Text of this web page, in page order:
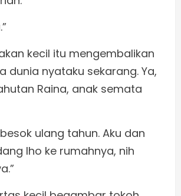
kecil itu mengembalikan
dunia nyataku sekarang. Ya,
Raina, anak semata
ulang tahun. Aku dan
lho ke rumahnya, nih